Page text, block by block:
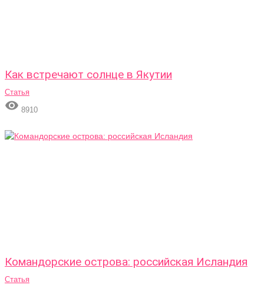
Как встречают солнце в Якутии
Статья
 8910
Командорские острова: российская Исландия
Статья